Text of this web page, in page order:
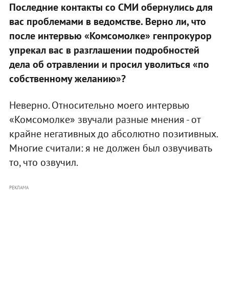
Последние контакты со СМИ обернулись для
вас проблемами в ведомстве. Верно ли, что
после интервью «Комсомолке» генпрокурор
упрекал вас в разглашении подробностей
дела об отравлении и просил уволиться «по
собственному желанию»?
Неверно. Относительно моего интервью
«Комсомолке» звучали разные мнения - от
крайне негативных до абсолютно позитивных.
Многие считали: я не должен был озвучивать
то, что озвучил.
РЕКЛАМА